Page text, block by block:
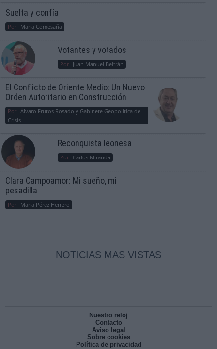
Suelta y confía
Por María Comesaña
Votantes y votados
Por Juan Manuel Beltrán
El Conflicto de Oriente Medio: Un Nuevo
Orden Autoritario en Construcción
Por Álvaro Frutos Rosado y Gabinete Geopolítica de
Crisis
Reconquista leonesa
Por Carlos Miranda
Clara Campoamor: Mi sueño, mi
pesadilla
Por María Pérez Herrero
NOTICIAS MAS VISTAS
Nuestro reloj
Contacto
Aviso legal
Sobre cookies
Política de privacidad